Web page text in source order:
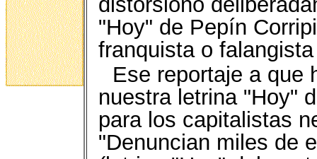
"Hoy" de Pepín
franquista o
Ese reportaje a que
nuestra letrina "Hoy"
para los capitalistas
"Denuncian miles de